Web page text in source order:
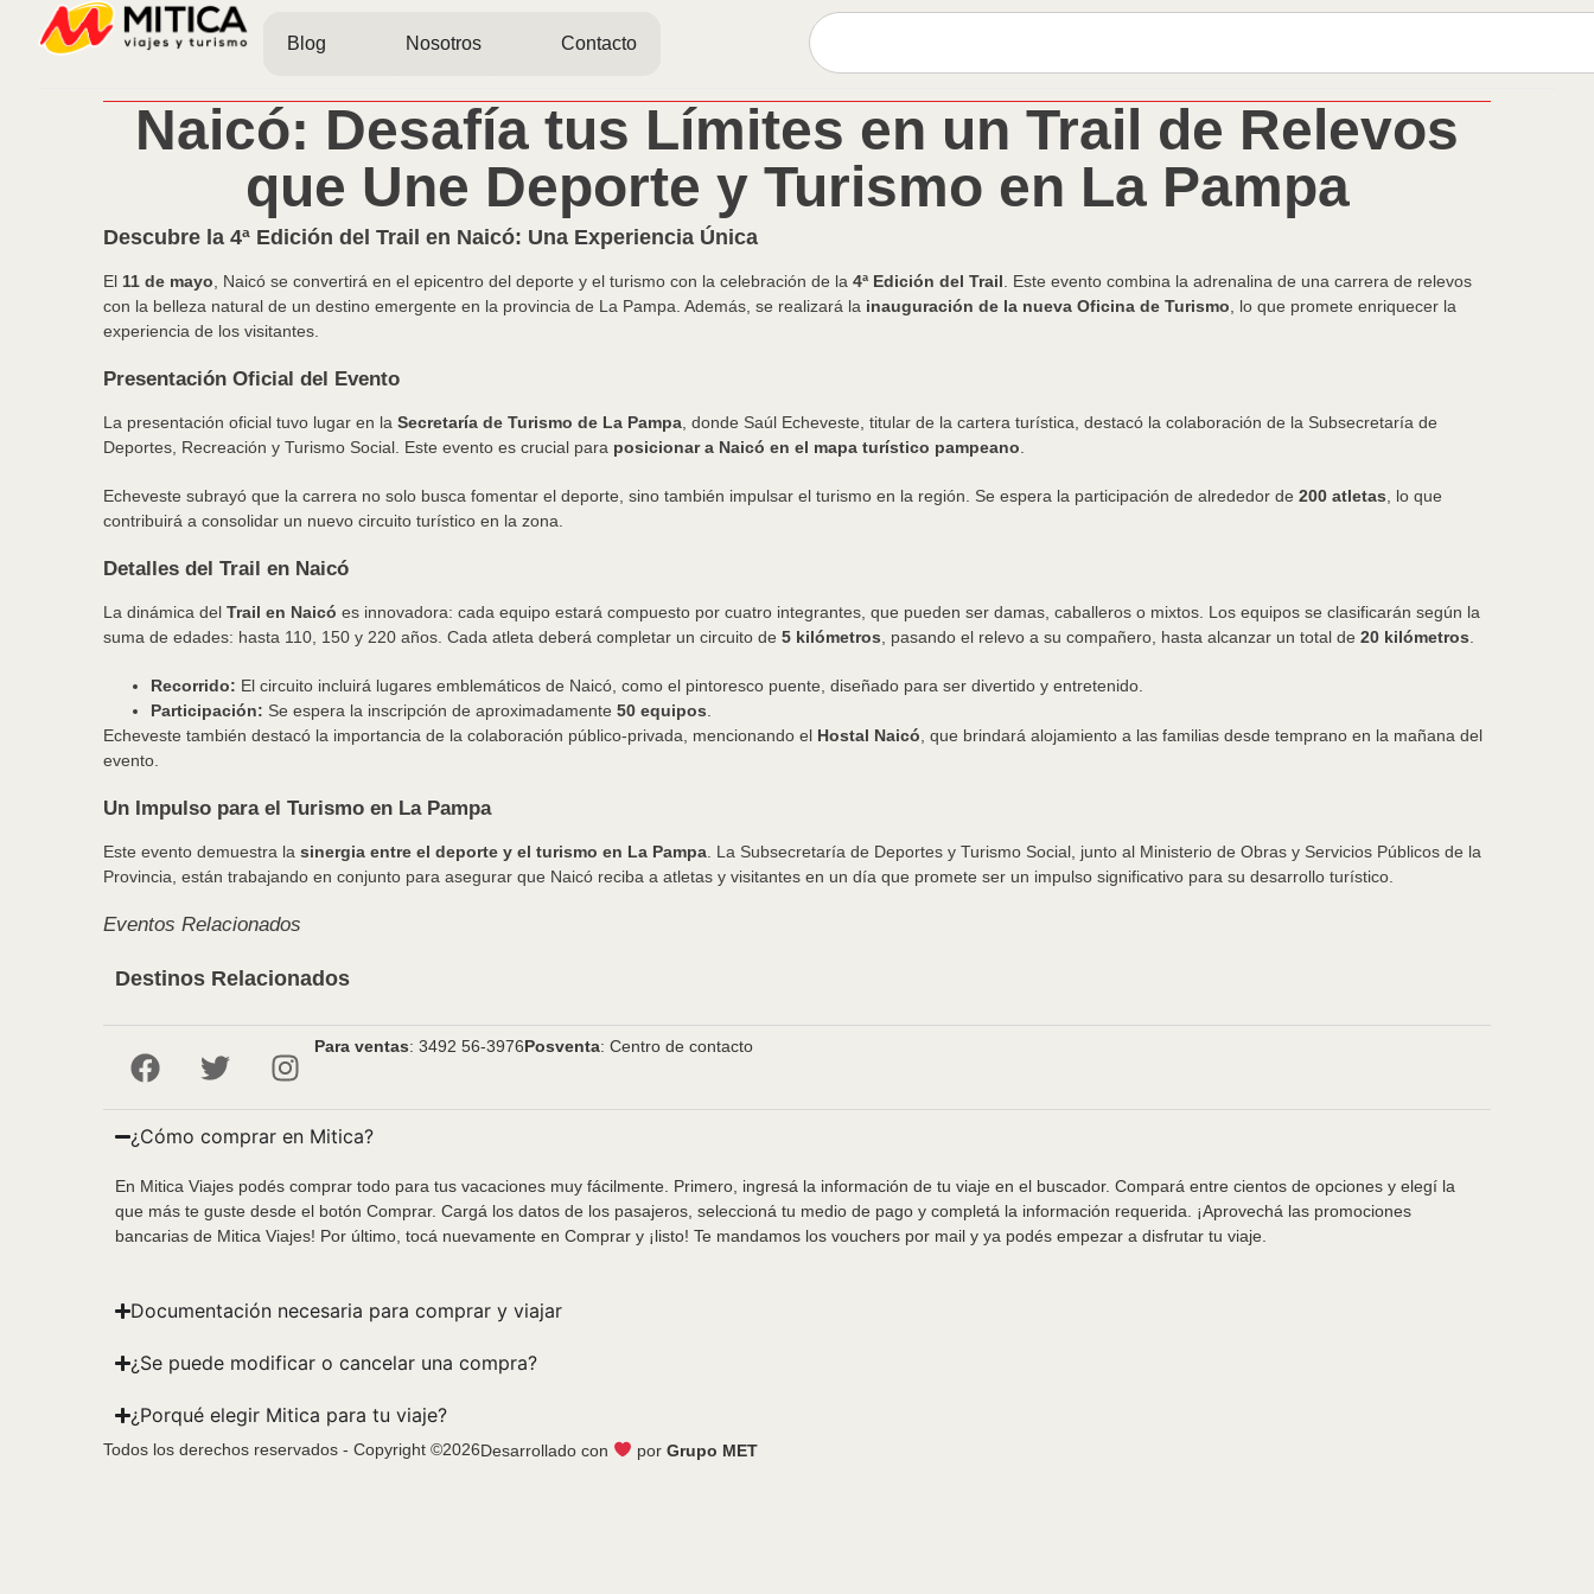
Blog Nosotros Contacto
Naicó: Desafía tus Límites en un Trail de Relevos
que Une Deporte y Turismo en La Pampa
Descubre la 4ª Edición del Trail en Naicó: Una Experiencia Única
El 11 de mayo , Naicó se convertirá en el epicentro del deporte y el turismo con la celebración de la 4ª Edición del Trail . Este evento combina la adrenalina de una carrera de relevos
con la belleza natural de un destino emergente en la provincia de La Pampa. Además, se realizará la inauguración de la nueva Oficina de Turismo , lo que promete enriquecer la
experiencia de los visitantes.
Presentación Oficial del Evento
La presentación oficial tuvo lugar en la Secretaría de Turismo de La Pampa , donde Saúl Echeveste, titular de la cartera turística, destacó la colaboración de la Subsecretaría de
Deportes, Recreación y Turismo Social. Este evento es crucial para posicionar a Naicó en el mapa turístico pampeano
Echeveste subrayó que la carrera no solo busca fomentar el deporte, sino también impulsar el turismo en la región. Se espera la participación de alrededor de 200 atletas , lo que
contribuirá a consolidar un nuevo circuito turístico en la zona.
Detalles del Trail en Naicó
La dinámica del Trail en Naicó es innovadora: cada equipo estará compuesto por cuatro integrantes, que pueden ser damas, caballeros o mixtos. Los equipos se clasificarán según la
suma de edades: hasta 110, 150 y 220 años. Cada atleta deberá completar un circuito de 5 kilómetros , pasando el relevo a su compañero, hasta alcanzar un total de 20 kilómetros
Recorrido: El circuito incluirá lugares emblemáticos de Naicó, como el pintoresco puente, diseñado para ser divertido y entretenido.
Participación: Se espera la inscripción de aproximadamente 50 equipos
Echeveste también destacó la importancia de la colaboración público-privada, mencionando el Hostal Naicó , que brindará alojamiento a las familias desde temprano en la mañana del
evento.
Un Impulso para el Turismo en La Pampa
Este evento demuestra la sinergia entre el deporte y el turismo en La Pampa . La Subsecretaría de Deportes y Turismo Social, junto al Ministerio de Obras y Servicios Públicos de la
Provincia, están trabajando en conjunto para asegurar que Naicó reciba a atletas y visitantes en un día que promete ser un impulso significativo para su desarrollo turístico.
Eventos Relacionados
Destinos Relacionados
Para ventas: 3492 56-3976Posventa: Centro de contacto
¿Cómo comprar en Mitica?
En Mitica Viajes podés comprar todo para tus vacaciones muy fácilmente. Primero, ingresá la información de tu viaje en el buscador. Compará entre cientos de opciones y elegí la
que más te guste desde el botón Comprar. Cargá los datos de los pasajeros, seleccioná tu medio de pago y completá la información requerida. ¡Aprovechá las promociones
bancarias de Mitica Viajes! Por último, tocá nuevamente en Comprar y ¡listo! Te mandamos los vouchers por mail y ya podés empezar a disfrutar tu viaje.
Documentación necesaria para comprar y viajar
¿Se puede modificar o cancelar una compra?
¿Porqué elegir Mitica para tu viaje?
Todos los derechos reservados - Copyright ©2026Desarrollado con por Grupo MET